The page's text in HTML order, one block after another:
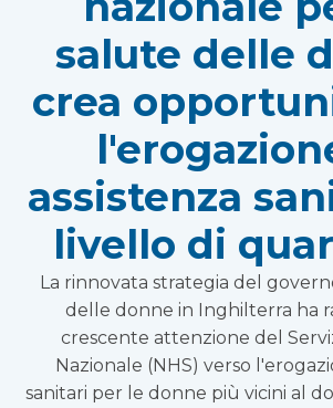
salute delle
crea
assistenza
livello di
La rinnovata strategia del
delle donne in Inghilterra ha
crescente attenzione del
Nazionale (NHS) verso
sanitari per le donne più vicini al